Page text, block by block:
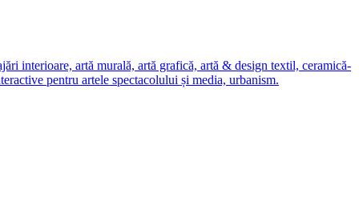
interioare, artă murală, artă grafică, artă & design textil, ceramică-
pentru artele spectacolului și media, urbanism.